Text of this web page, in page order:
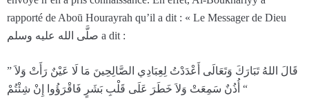
rapporté de Aboū Hourayrah qu’il a dit : « Le Messager de Dieu
صلَّى الله عليه وسلم a dit :
” قَالَ اللهُ تَبَارَكَ وَتَعَالَى أَعْدَدْتُ لِعِبَادِي الصَّالِحِينَ مَا لَا عَيْنٌ رَأَتْ وَلاَ
أُذُنٌ سَمِعَتْ وَلاَ خَطَرَ عَلَى قَلْبِ بَشَرٍ فَاقْرَؤُوا إِنْ شِئْتُمْ “